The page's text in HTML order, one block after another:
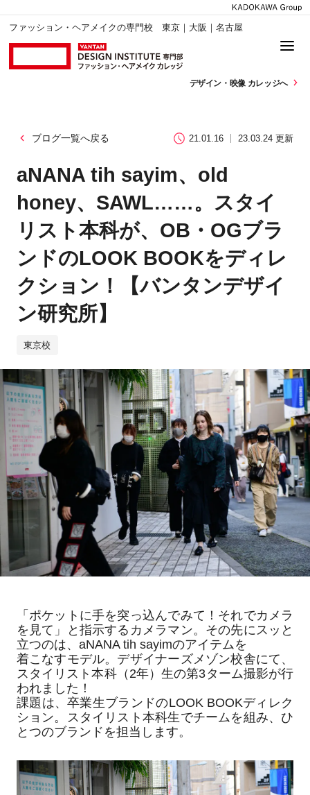
ファッション・ヘアメイクの専門校 東京｜大阪｜名古屋
デザイン・ 映像 カレッジへ
ブログ一覧へ戻る 21.01.16 23.03.24 更新
aNANA tih sayim、old
honey、SAWL……。スタイ
リスト本科が、OB・OGブラ
ンドのLOOK BOOKをディレ
クション！【バンタンデザイ
ン研究所】
東京校
「ポケットに手を突っ込んでみて！それでカメラ
を見て」と指示するカメラマン。 その先にスッと
立つのは、aNANA tih sayimのアイテムを
着こなすモデル。デザイナーズメゾン校舎にて、
スタイリスト本科（2年）生の第3ターム撮影が行
われました！
課題は、卒業生ブランドのLOOK BOOKディレク
ション。スタイリスト本科生でチームを組み、ひ
とつのブランドを担当します。